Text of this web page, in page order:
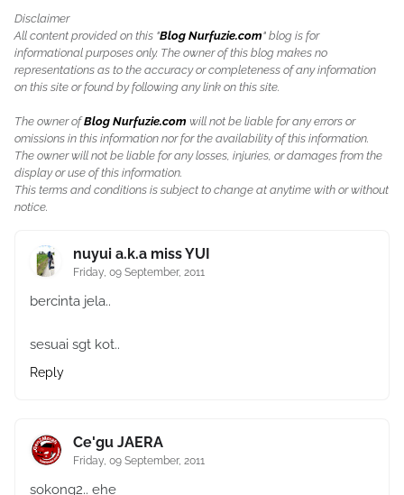
Disclaimer
All content provided on this "Blog Nurfuzie.com" blog is for
informational purposes only. The owner of this blog makes no
representations as to the accuracy or completeness of any information
on this site or found by following any link on this site.
The owner ofBlog Nurfuzie.com will not be liable for any errors or
omissions in this information nor for the availability of this information.
The owner will not be liable for any losses, injuries, or damages from the
display or use of this information.
This terms and conditions is subject to change at anytime with or without
notice.
nuyui a.k.a miss YUI
Friday, 09 September, 2011
bercinta jela..
sesuai sgt kot..
Reply
Ce'gu JAERA
Friday, 09 September, 2011
sokong2.. ehe